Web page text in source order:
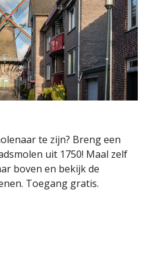
te zijn? Breng een
uit 1750! Maal zelf
boven en bekijk de
Toegang gratis.